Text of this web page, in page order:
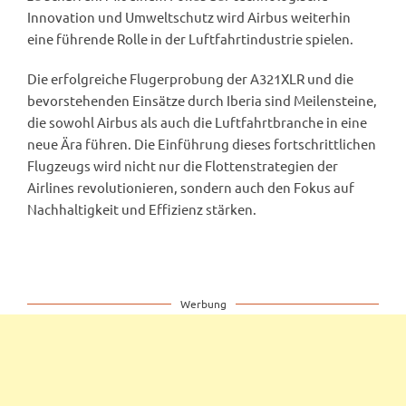
Innovation und Umweltschutz wird Airbus weiterhin
eine führende Rolle in der Luftfahrtindustrie spielen.
Die erfolgreiche Flugerprobung der A321XLR und die
bevorstehenden Einsätze durch Iberia sind Meilensteine,
die sowohl Airbus als auch die Luftfahrtbranche in eine
neue Ära führen. Die Einführung dieses fortschrittlichen
Flugzeugs wird nicht nur die Flottenstrategien der
Airlines revolutionieren, sondern auch den Fokus auf
Nachhaltigkeit und Effizienz stärken.
Werbung